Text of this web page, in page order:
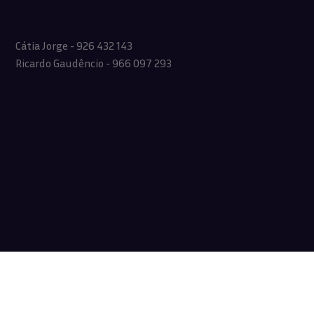
Cátia Jorge - 926 432 143
Ricardo Gaudêncio - 966 097 293